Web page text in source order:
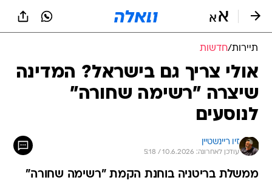
תיירות/חדשות
אולי צריך גם בישראל? המדינה
שיצרה "רשימה שחורה"
לנוסעים
זיו ריינשטיין
עודכן לאחרונה: 10.6.2026 / 5:18
ממשלת בריטניה בוחנת הקמת "רשימה שחורה"